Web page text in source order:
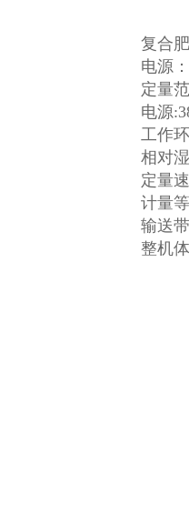
复合
电源
定量
电源
工作
相对
定量
计量
输送
整机